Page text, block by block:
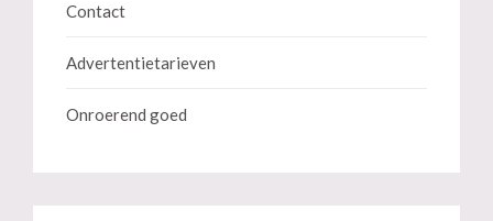
Contact
Advertentietarieven
Onroerend goed